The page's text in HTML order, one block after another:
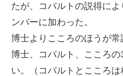
たが、コバルトの説得に
ンバーに加わった。
博士よりこころのほうが常
博士、コバルト、こころ
い。（コバルトとこころ